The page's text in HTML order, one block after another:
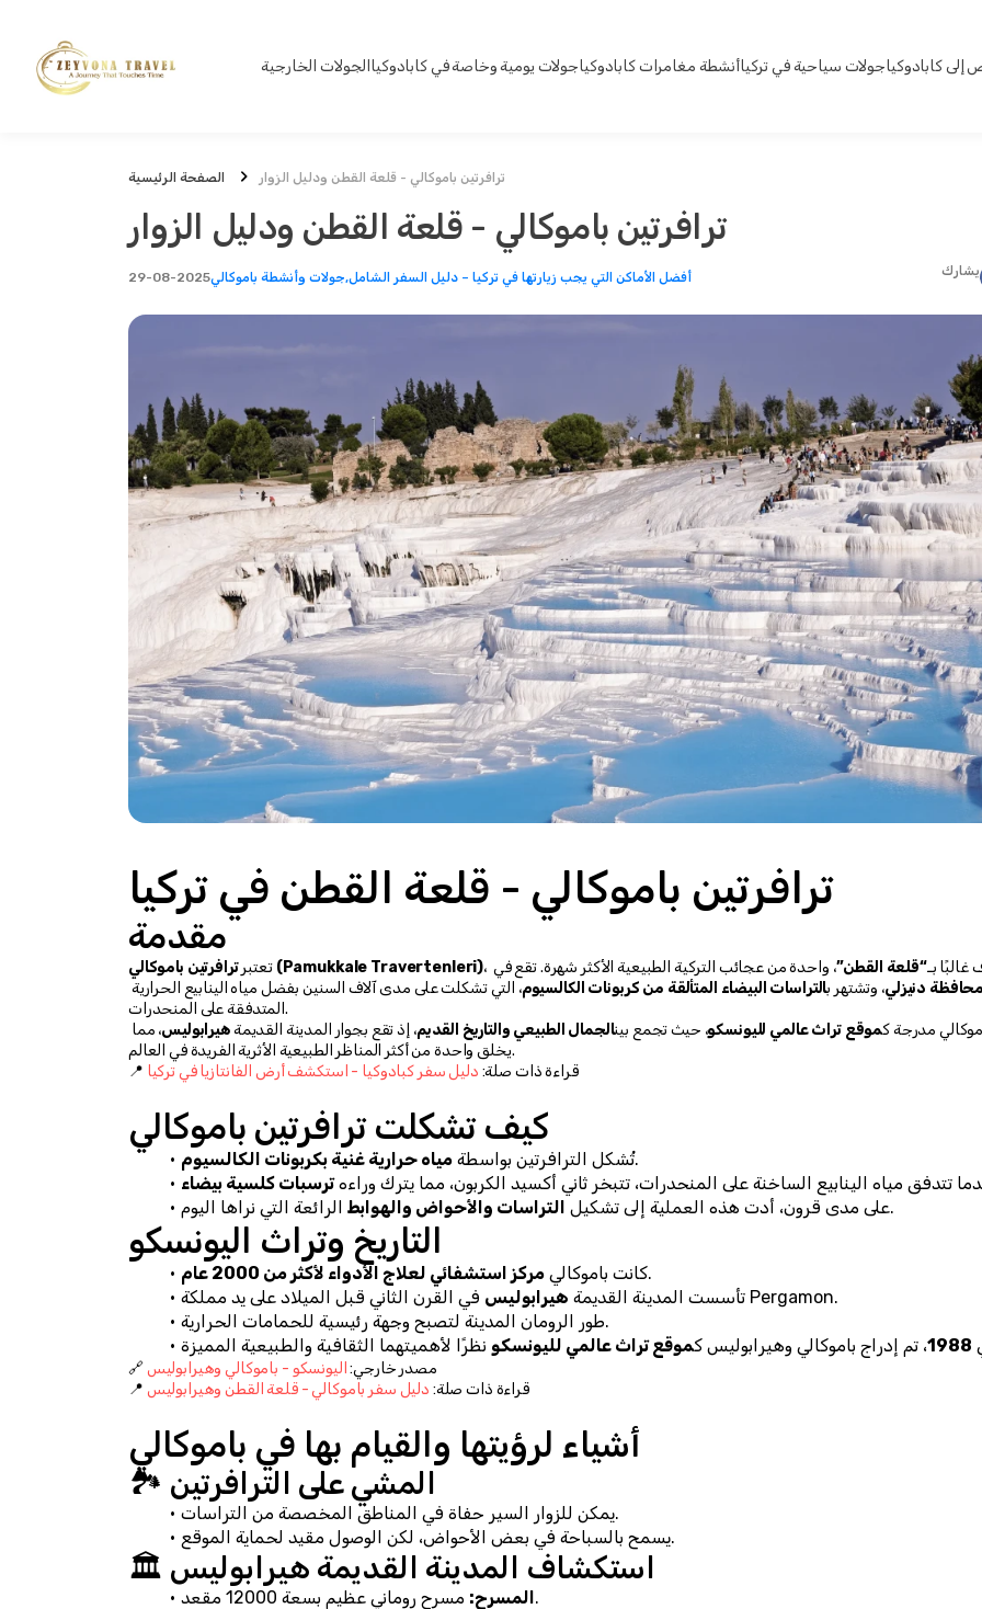
الجولات الخارجية جولات يومية وخاصة في كابادوكياأنشطة مغامرات كابادوكياجولات سياحية في تركياإلى كابادوكيا
الصفحة الرئيسية ترافرتين باموكالي - قلعة القطن ودليل الزوار
ترافرتين باموكالي - قلعة القطن ودليل الزوار
29-08-2025 جولات وأنشطة باموكالي,أفضل الأماكن التي يجب زيارتها في تركيا – دليل السفر الشامل يشارك
ترافرتين باموكالي - قلعة القطن في تركيا
مقدمة
تعتبر ترافرتين باموكالي (Pamukkale Travertenleri) غالبًا بـ“قلعة القطن”، واحدة من عجائب التركية الطبيعية الأكثر شهرة. تقع في
محافظة دنيزلي، وتشتهر بالتراسات البيضاء المتألقة من كربونات الكالسيوم
المتدفقة على المنحدرات.
مدرجة كموقع تراث عالمي لليونسكو، حيث تجمع بينالجمال الطبيعي والتاريخ القديم، إذ تقع بجوار المدينة القديمة هيرابوليس
يخلق واحدة من أكثر المناظر الطبيعية الأثرية الفريدة في العالم.
📍 قراءة ذات صلة: دليل سفر كبادوكيا - استكشف أرض الفانتازيا في تركيا
كيف تشكلت ترافرتين باموكالي
تُشكل الترافرتين بواسطة مياه حرارية غنية بكربونات الكالسيوم
.
تتدفق مياه الينابيع الساخنة على المنحدرات، تتبخر ثاني أكسيد الكربون، مما يترك وراءه ترسبات كلسية بيضاء
على مدى قرون، أدت هذه العملية إلى تشكيل التراسات والأحواض والهوابط الرائعة التي نراها اليوم.
التاريخ وتراث اليونسكو
كانت باموكالي مركز استشفائي لعلاج الأدواء لأكثر من 2000 عام
.
تأسست المدينة القديمة هيرابوليس
في القرن الثاني قبل الميلاد على يد مملكة Pergamon.
طور الرومان المدينة لتصبح وجهة رئيسية للحمامات الحرارية.
1988، تم إدراج باموكالي وهيرابوليس كموقع تراث عالمي لليونسكو
🔗 مصدر خارجي: اليونسكو - باموكالي وهيرابوليس
📍 قراءة ذات صلة: دليل سفر باموكالي - قلعة القطن وهيرابوليس
أشياء لرؤيتها والقيام بها في باموكالي
🏞️ المشي على الترافرتين
يمكن للزوار السير حفاة في المناطق المخصصة من التراسات.
يسمح بالسباحة في بعض الأحواض، لكن الوصول مقيد لحماية الموقع.
🏛️ استكشاف المدينة القديمة هيرابوليس
المسرح: مسرح روماني عظيم بسعة 12000 مقعد.